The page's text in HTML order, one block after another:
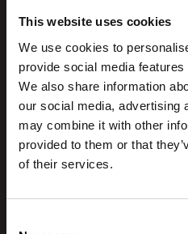
This website uses cookies
We use cookies to
provide social media
We also share information
our social media, advertising
may combine it with other
provided to them or that
of their services.
Kunstsilo
Sjølystveien 8,
4610 Kristiansand
Kontakt oss:
post@kunstsilo.no
besvares i